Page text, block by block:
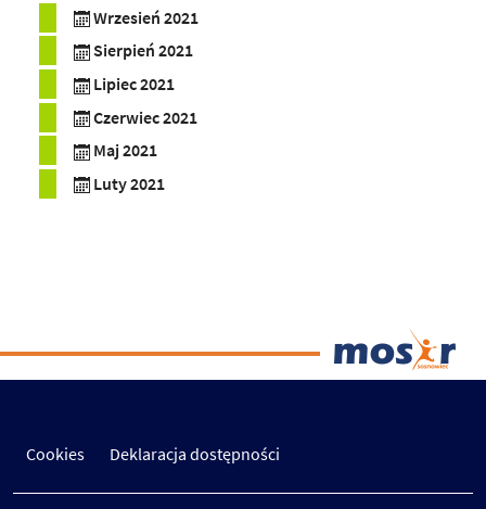
Wrzesień 2021
Sierpień 2021
Lipiec 2021
Czerwiec 2021
Maj 2021
Luty 2021
Cookies Deklaracja dostępności